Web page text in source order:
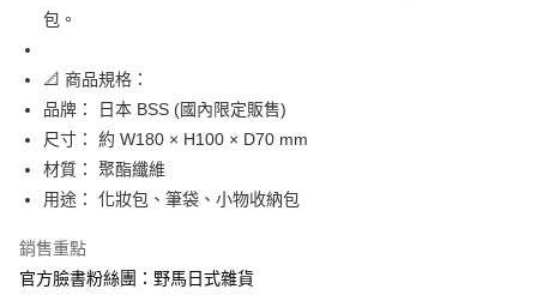
全家取貨付款
每筆NT$65，滿NT$999(含以上)免運費
付款後全家取貨
每筆NT$65，滿NT$999(含以上)免運費
7-11取貨付款
每筆NT$65，滿NT$999(含以上)免運費
付款後7-11取貨
每筆NT$65，滿NT$999(含以上)免運費
包。
📐 商品規格：
品牌： 日本 BSS (國內限定販售)
尺寸： 約 W180 × H100 × D70 mm
材質： 聚酯纖維
用途： 化妝包、筆袋、小物收納包
銷售重點
官方臉書粉絲團：野馬日式雜貨